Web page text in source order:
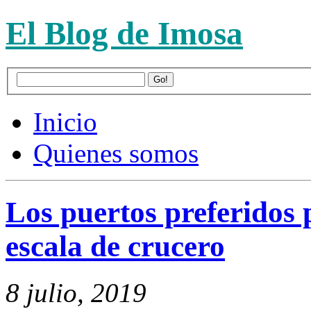
El Blog de Imosa
Inicio
Quienes somos
Los puertos preferidos
escala de crucero
8 julio, 2019